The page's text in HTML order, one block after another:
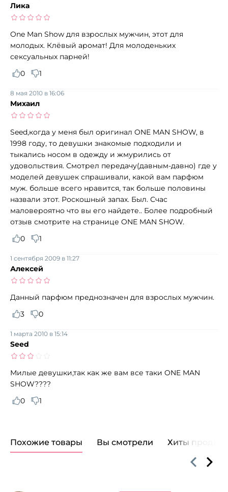
Лика
One Man Show для взрослых мужчин, этот для
молодых. Клёвый аромат! Для молоденьких
сексуальных парней!
0
1
Михаил
8 мая 2010 в 16:06
Seed,когда у меня был оригинал ONE MAN SHOW, в
1998 году, то девушки знакомые подходили и
тыкались носом в одежду и жмурились от
удовольствия. Смотрел передачу(давным-давно) где у
моделей девушек спрашивали, какой вам парфюм
муж. больше всего нравится, так больше половины
назвали этот. Роскошный запах. Был. Счас
маловероятно что вы его найдете.. Более подробный
отзыв смотрите на странице ONE MAN SHOW.
0
1
Алексей
1 сентября 2009 в 11:27
Данный парфюм преднозначен для взрослых мужчин.
3
0
Seed
1 марта 2010 в 15:14
Милые девушки,так как же вам все таки ONE MAN
SHOW????
0
1
Похожие товары Вы смотрели Хиты продаж